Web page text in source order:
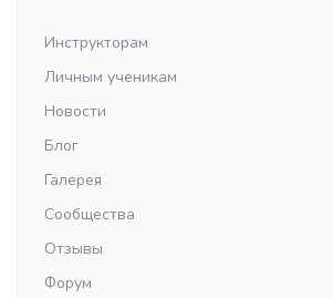
Инструкторам
Личным ученикам
Новости
Блог
Галерея
Сообщества
Отзывы
Форум